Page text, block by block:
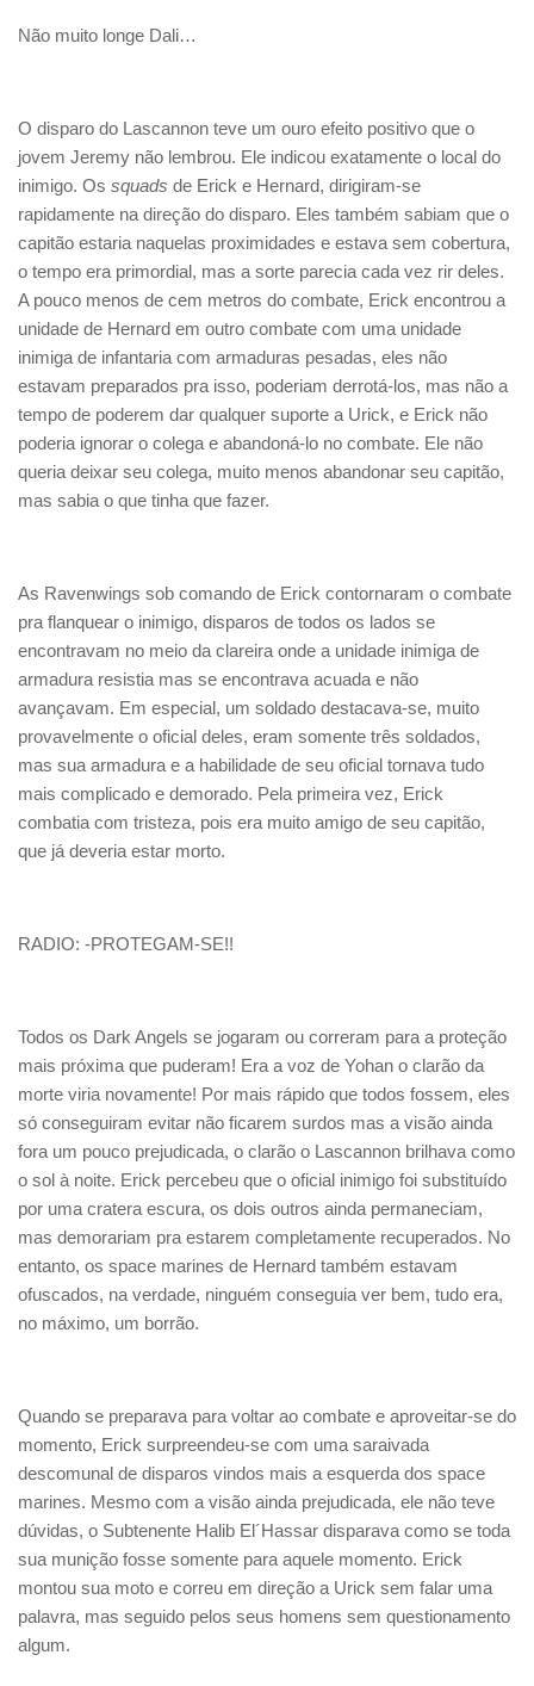
Não muito longe Dali…
O disparo do Lascannon teve um ouro efeito positivo que o
jovem Jeremy não lembrou. Ele indicou exatamente o local do
inimigo. Os squads de Erick e Hernard, dirigiram-se
rapidamente na direção do disparo. Eles também sabiam que o
capitão estaria naquelas proximidades e estava sem cobertura,
o tempo era primordial, mas a sorte parecia cada vez rir deles.
A pouco menos de cem metros do combate, Erick encontrou a
unidade de Hernard em outro combate com uma unidade
inimiga de infantaria com armaduras pesadas, eles não
estavam preparados pra isso, poderiam derrotá-los, mas não a
tempo de poderem dar qualquer suporte a Urick, e Erick não
poderia ignorar o colega e abandoná-lo no combate. Ele não
queria deixar seu colega, muito menos abandonar seu capitão,
mas sabia o que tinha que fazer.
As Ravenwings sob comando de Erick contornaram o combate
pra flanquear o inimigo, disparos de todos os lados se
encontravam no meio da clareira onde a unidade inimiga de
armadura resistia mas se encontrava acuada e não
avançavam. Em especial, um soldado destacava-se, muito
provavelmente o oficial deles, eram somente três soldados,
mas sua armadura e a habilidade de seu oficial tornava tudo
mais complicado e demorado. Pela primeira vez, Erick
combatia com tristeza, pois era muito amigo de seu capitão,
que já deveria estar morto.
RADIO: -PROTEGAM-SE!!
Todos os Dark Angels se jogaram ou correram para a proteção
mais próxima que puderam! Era a voz de Yohan o clarão da
morte viria novamente! Por mais rápido que todos fossem, eles
só conseguiram evitar não ficarem surdos mas a visão ainda
fora um pouco prejudicada, o clarão o Lascannon brilhava como
o sol à noite. Erick percebeu que o oficial inimigo foi substituído
por uma cratera escura, os dois outros ainda permaneciam,
mas demorariam pra estarem completamente recuperados. No
entanto, os space marines de Hernard também estavam
ofuscados, na verdade, ninguém conseguia ver bem, tudo era,
no máximo, um borrão.
Quando se preparava para voltar ao combate e aproveitar-se do
momento, Erick surpreendeu-se com uma saraivada
descomunal de disparos vindos mais a esquerda dos space
marines. Mesmo com a visão ainda prejudicada, ele não teve
dúvidas, o Subtenente Halib El´Hassar disparava como se toda
sua munição fosse somente para aquele momento. Erick
montou sua moto e correu em direção a Urick sem falar uma
palavra, mas seguido pelos seus homens sem questionamento
algum.